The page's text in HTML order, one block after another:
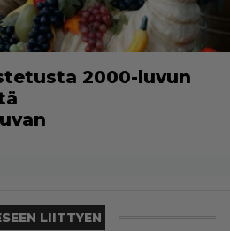
2000-luvun
LIITTYEN